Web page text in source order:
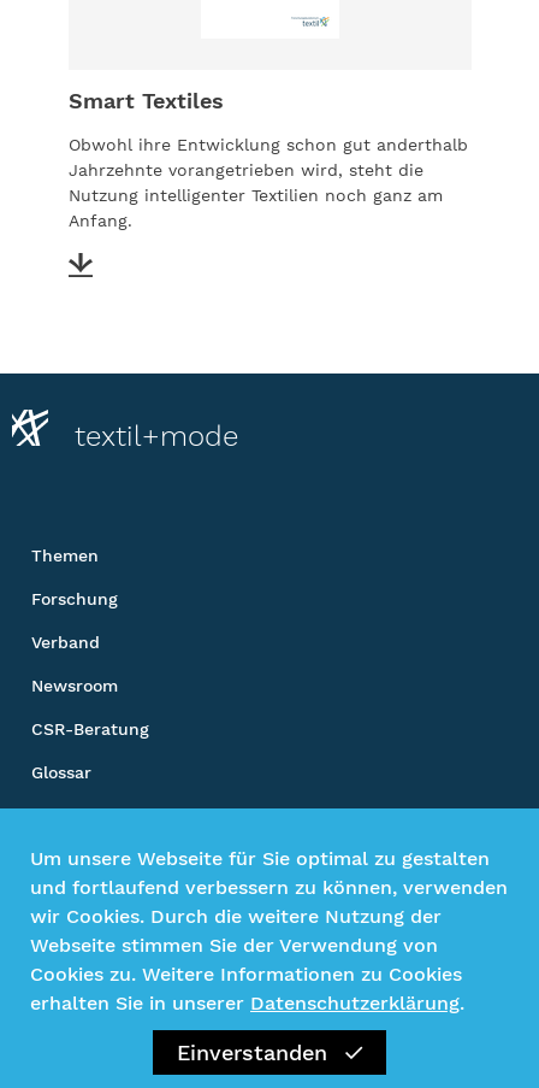
Smart Textiles
Obwohl ihre Entwicklung schon gut anderthalb
Jahrzehnte vorangetrieben wird, steht die
Nutzung intelligenter Textilien noch ganz am
Anfang.
textil+mode
Themen
Forschung
Verband
Newsroom
CSR-Beratung
Glossar
Impressum
Datenschutz
Um unsere Webseite für Sie optimal zu gestalten
und fortlaufend verbessern zu können, verwenden
wir Cookies. Durch die weitere Nutzung der
Webseite stimmen Sie der Verwendung von
Cookies zu. Weitere Informationen zu Cookies
erhalten Sie in unserer Datenschutzerklärung.
Einverstanden